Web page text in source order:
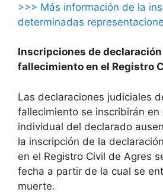
>>> Más información de la
determinadas
Inscripciones de
fallecimiento en el Registro
Las declaraciones judiciales
fallecimiento se inscribirán en
individual del declarado
la inscripción de la
en el Registro Civil de Agres
fecha a partir de la cual se
muerte.